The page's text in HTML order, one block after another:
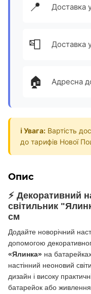
📍 Доставка
📮 Доставка
🏠 Адресна
ℹ️ Увага: Вартість
до тарифів Нової
Опис
⚡ Декоративний
світильник
см
Додайте новорічний
допомогою
«Ялинка» на
настінний неоновий
дизайн і високу
батарейок або